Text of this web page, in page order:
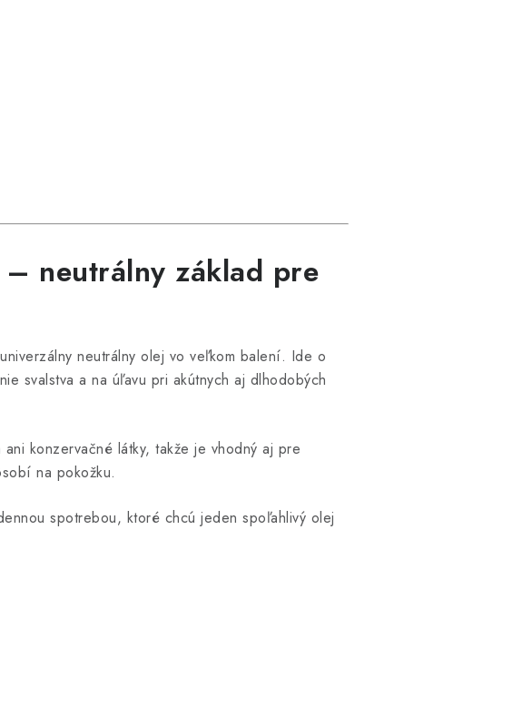
neutrálny základ pre
neutrálny olej vo veľkom balení. Ide o
svalstva a na úľavu pri akútnych aj dlhodobých
konzervačné látky, takže je vhodný aj pre
na pokožku.
spotrebou, ktoré chcú jeden spoľahlivý olej